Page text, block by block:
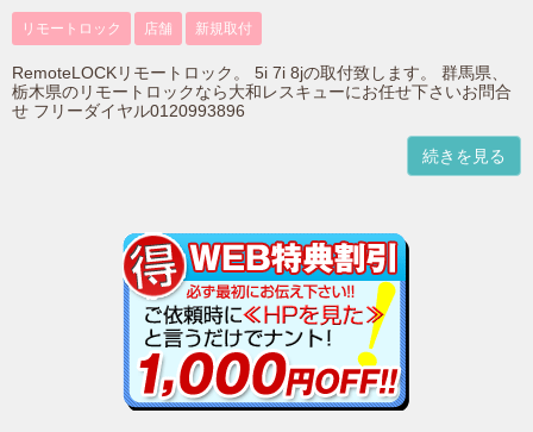
リモートロック 店舗 新規取付
RemoteLOCKリモートロック。 5i 7i 8jの取付致します。 群馬県、
栃木県のリモートロックなら大和レスキューにお任せ下さいお問合
せ フリーダイヤル0120993896
続きを見る